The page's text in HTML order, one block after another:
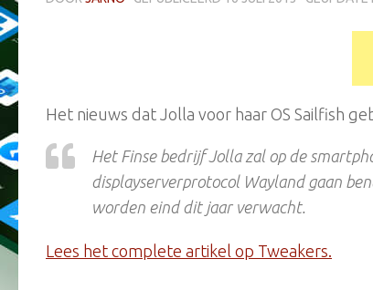
Het nieuws dat Jolla voor haar OS Sailfish
Het Finse bedrijf Jolla zal op de
displayserverprotocol Wayland gaan
worden eind dit jaar verwacht.
Lees het complete artikel op Tweakers.